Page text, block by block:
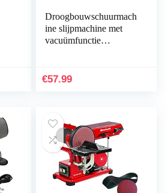
Droogbouwschuurmach
ine slijpmachine met
vacuümfunctie
€57.99